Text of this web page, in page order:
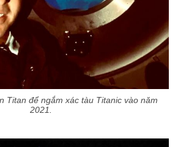
Titan để ngắm xác tàu Titanic vào năm
2021.